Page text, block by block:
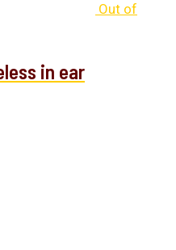
Out of
in ear